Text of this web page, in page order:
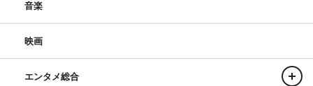
音楽
映画
エンタメ総合